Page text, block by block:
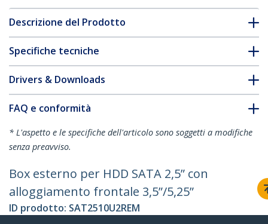
Descrizione del Prodotto
Specifiche tecniche
Drivers & Downloads
FAQ e conformità
* L'aspetto e le specifiche dell'articolo sono soggetti a modifiche
senza preavviso.
Box esterno per HDD SATA 2,5” con
alloggiamento frontale 3,5”/5,25”
ID prodotto: SAT2510U2REM